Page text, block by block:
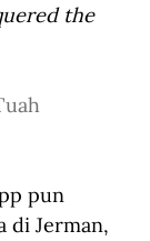
the
pun
di Jerman,